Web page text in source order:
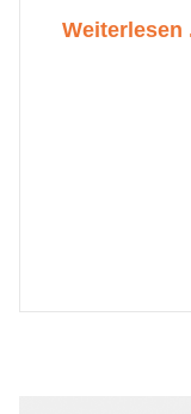
Weiterlesen